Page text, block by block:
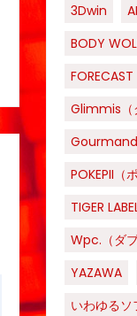
3Dwin
BODY
Glimmis（
POKEPII（
TIGER
Wpc.（ダ
YAZAWA
いわゆる